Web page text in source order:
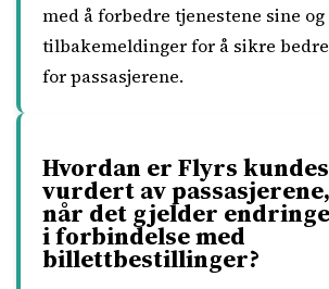
med å forbedre tjenestene sine
tilbakemeldinger for å sikre
for passasjerene.
Hvordan er Flyrs
vurdert av
når det gjelder
i forbindelse med
billettbestillinger?